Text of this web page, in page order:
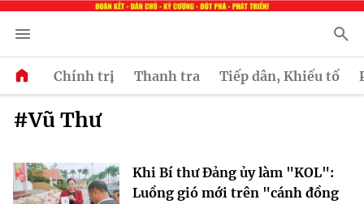
Chính trị Thanh tra Tiếp dân, Khiếu tố
#Vũ Thư
Khi Bí thư Đảng ủy làm "KOL":
Luồng gió mới trên "cánh đồng